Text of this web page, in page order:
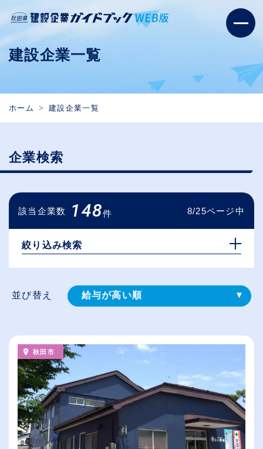
建設企業一覧
ホーム 建設企業一覧
企業検索
該当企業数 148件 8/25ページ中
絞り込み検索
並び替え 給与が高い順
従業員が多い順
休日数が多い順
秋田市